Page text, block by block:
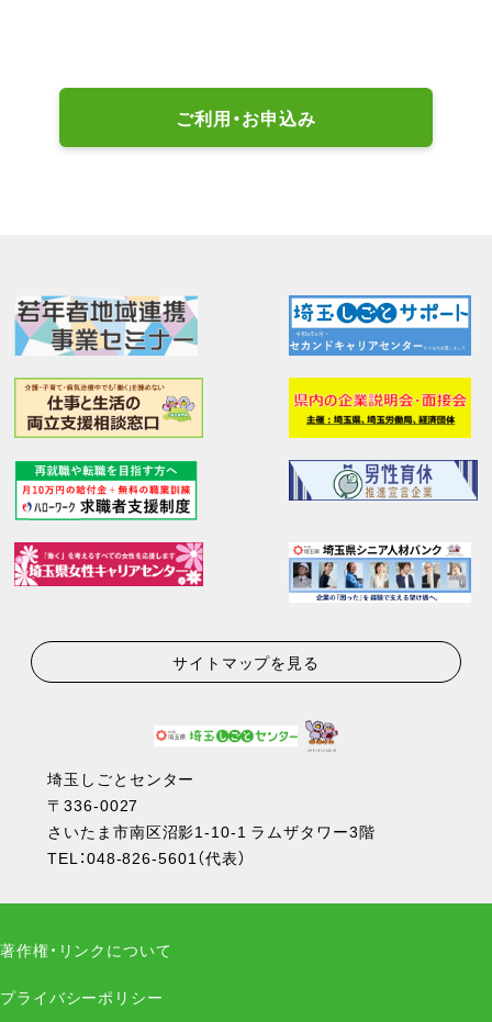
ご利用・お申込み
サイトマップを見る
埼玉しごとセンター
〒336-0027
さいたま市南区沼影1-10-1 ラムザタワー3階
TEL：048-826-5601（代表）
著作権・リンクについて
プライバシーポリシー